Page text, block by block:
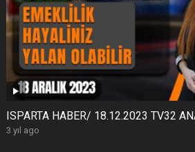
ISPARTA HABER/ 18.12.2023 TV32
3 yıl ago